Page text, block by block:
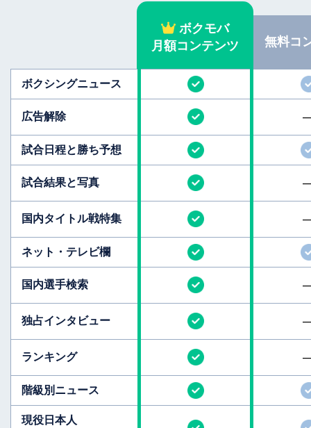
ボクモバ
月額コンテンツ
無料コ
ボクシングニュース
広告解除
試合日程と勝ち予想
試合結果と写真
国内タイトル戦特集
ネット・テレビ欄
国内選手検索
独占インタビュー
ランキング
階級別ニュース
現役日本人